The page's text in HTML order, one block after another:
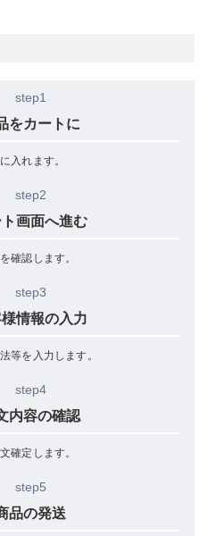
step1
をカートに
入れます。
step2
ト画面へ進む
確認します。
step3
情報の入力
等を入力します。
step4
内容の確認
確定します。
step5
品の発送